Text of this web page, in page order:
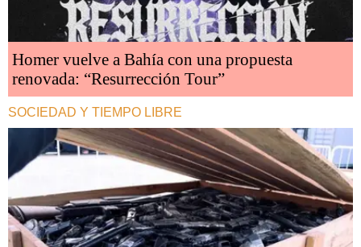
Homer vuelve a Bahía con una propuesta
renovada: “Resurrección Tour”
SOCIEDAD Y TIEMPO LIBRE